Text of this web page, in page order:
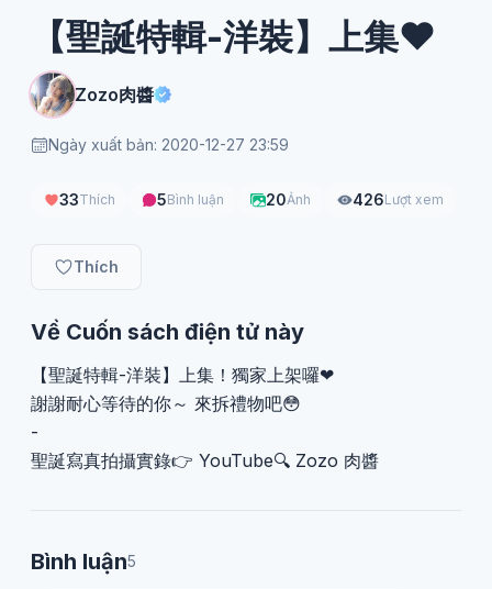
【聖誕特輯-洋裝】上集❤
Zozo肉醬
Ngày xuất bản: 2020-12-27 23:59
33Thích 5Bình luận 20Ảnh 426Lượt xem
Thích
Về Cuốn sách điện tử này
【聖誕特輯-洋裝】上集！獨家上架囉❤
謝謝耐心等待的你～ 來拆禮物吧😳
-
聖誕寫真拍攝實錄👉 YouTube🔍 Zozo 肉醬
Bình luận5